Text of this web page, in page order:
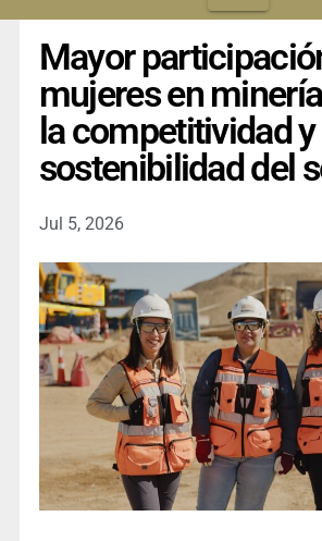
Mayor
mujeres en
la competitividad y
sostenibilidad del
Jul 5, 2026